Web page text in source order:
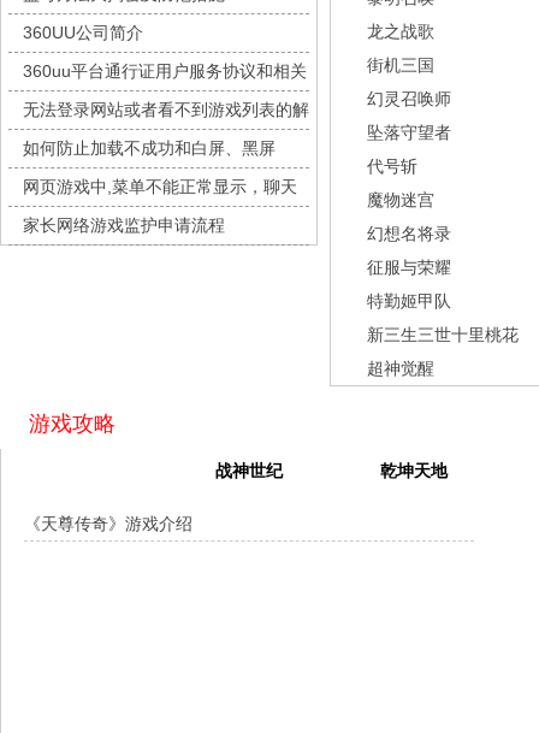
城防三国志
每日新服
今日 10:00点
九梦仙域
每日新服
豌豆大作战
每日新服
今日 10:00点
灵魂序章
每日新服
今日 10:00点
冒险守护
每日新服
今日 10:00点
绝地苍穹
每日新服
今日 10:00点
代号斩
每日新服
今日 10:00点
征服与荣耀
灵魂契约
每日新服
360UU公司简介
360uu平台通行证用户服务协议和相关
的条款和条件
无法登录网站或者看不到游戏列表的解
决方法
如何防止加载不成功和白屏、黑屏
网页游戏中,菜单不能正常显示，聊天
及其它功能不能正常使用的解决办法
家长网络游戏监护申请流程
龙之战歌
街机三国
幻灵召唤师
坠落守望者
代号斩
魔物迷宫
幻想名将录
征服与荣耀
特勤姬甲队
新三生三世十里桃花
超神觉醒
游戏攻略
战神世纪 乾坤天地
《天尊传奇》游戏介绍